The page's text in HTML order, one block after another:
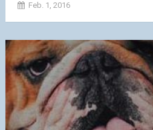
Feb. 1, 2016